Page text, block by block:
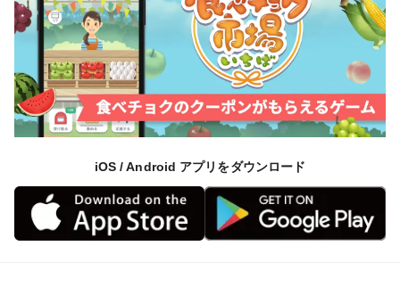
iOS / Android アプリをダウンロード